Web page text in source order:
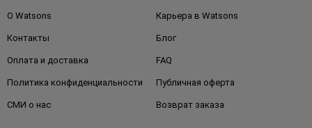
О Watsons Карьера в Watsons
Контакты Блог
Оплата и доставка FAQ
Политика конфиденциальности Публичная оферта
СМИ о нас Возврат заказа